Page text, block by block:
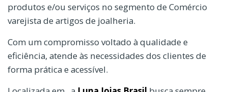
produtos e/ou serviços no segmento de Comércio
varejista de artigos de joalheria.
Com um compromisso voltado à qualidade e
eficiência, atende às necessidades dos clientes de
forma prática e acessível.